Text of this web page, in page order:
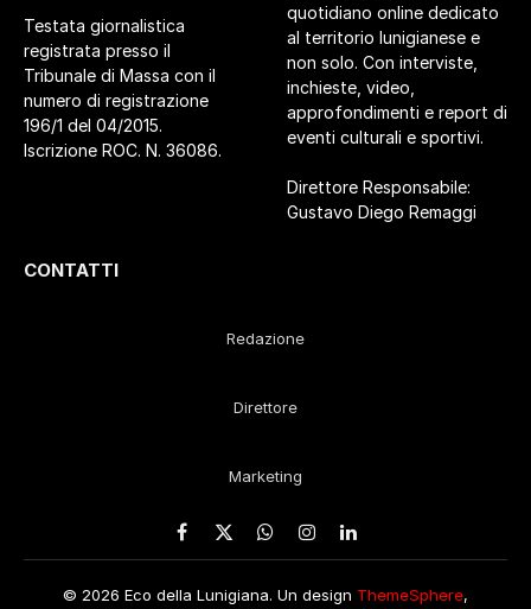
Testata giornalistica
registrata presso il
Tribunale di Massa con il
numero di registrazione
196/1 del 04/2015.
Iscrizione ROC. N. 36086.
quotidiano online dedicato
al territorio lunigianese e
non solo. Con interviste,
inchieste, video,
approfondimenti e report di
eventi culturali e sportivi.
Direttore Responsabile:
Gustavo Diego Remaggi
CONTATTI
Redazione
Direttore
Marketing
Facebook
X
WhatsApp
Instagram
LinkedIn
© 2026 Eco della Lunigiana. Un design ThemeSphere,